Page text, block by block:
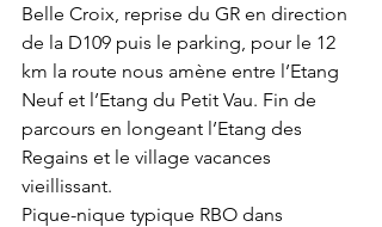
Belle Croix, reprise du GR en direction
de la D109 puis le parking, pour le 12
km la route nous amène entre l’Etang
Neuf et l’Etang du Petit Vau. Fin de
parcours en longeant l’Etang des
Regains et le village vacances
vieillissant.
Pique-nique typique RBO dans